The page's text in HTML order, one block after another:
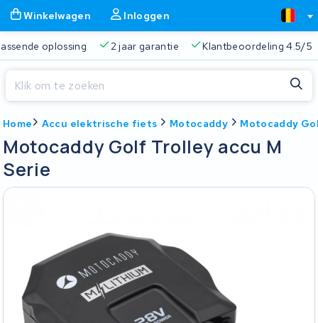
Winkelwagen Inloggen
oplossing 2 jaar garantie Klantbeoordeling 4.5/5
Home Accu elektrische fiets Motocaddy Motocaddy
Motocaddy Golf Trolley accu M
Serie
Sluiten
Sluiten
Begin te typen in de zoekbalk om te zoeken